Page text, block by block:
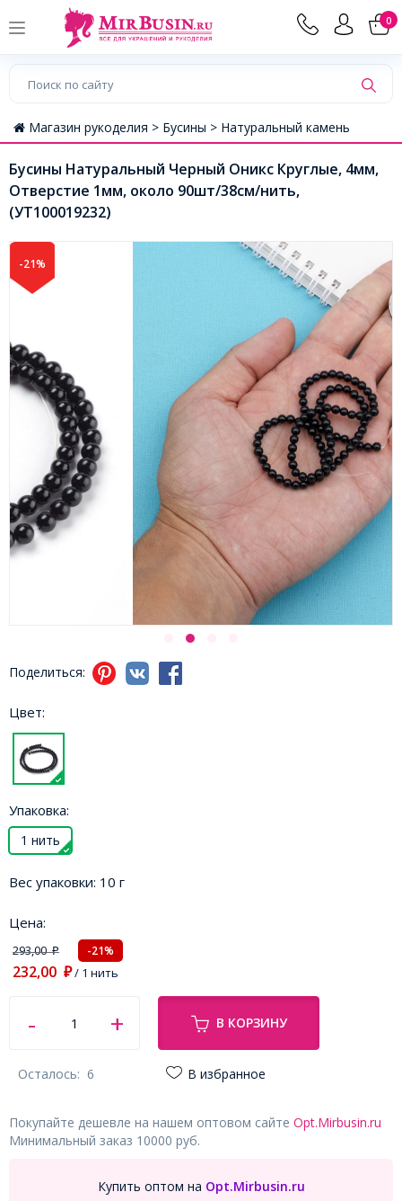
0
Магазин рукоделия > Бусины > Натуральный камень
Бусины Натуральный Черный Оникс Круглые, 4мм,
Отверстие 1мм, около 90шт/38см/нить,
(УТ100019232)
-21%
Поделиться:
Цвет:
Упаковка:
1 нить
Вес упаковки: 10 г
Цена:
293,00₽ -21%
232,00 ₽/ 1 нить
В КОРЗИНУ
Осталось: 6 В избранное
Покупайте дешевле на нашем оптовом сайте Opt.Mirbusin.ru
Минимальный заказ 10000 руб.
Купить оптом на Opt.Mirbusin.ru